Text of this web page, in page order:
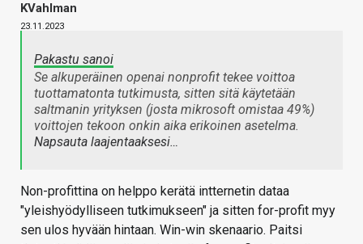
KVahlman
23.11.2023
Pakastu sanoi
Se alkuperäinen openai nonprofit tekee voittoa
tuottamatonta tutkimusta, sitten sitä käytetään
saltmanin yrityksen (josta mikrosoft omistaa 49%)
voittojen tekoon onkin aika erikoinen asetelma.
Napsauta laajentaaksesi…
Non-profittina on helppo kerätä intternetin dataa
"yleishyödylliseen tutkimukseen" ja sitten for-profit myy
sen ulos hyvään hintaan. Win-win skenaario. Paitsi